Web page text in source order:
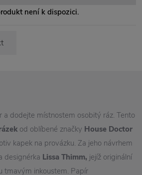
není k dispozici.
a dodejte místnostem osobitý ráz. Tento
od oblíbené značky House Doctor
kapek na provázku. Za jeho návrhem
designérka Lissa Thimm, jejíž originální
tmavým inkoustem. Papír